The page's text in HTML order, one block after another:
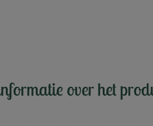
over het